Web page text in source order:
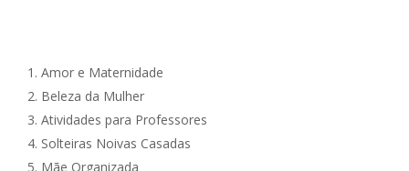
1. Amor e Maternidade
2. Beleza da Mulher
3. Atividades para Professores
4. Solteiras Noivas Casadas
5. Mãe Organizada